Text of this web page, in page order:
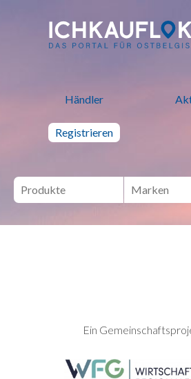
ich kauf lokal -
Händler
Registrieren
SEITENFUSS
Ein